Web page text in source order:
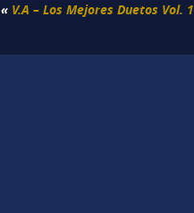
« V.A – Los Mejores Duetos Vol. 1